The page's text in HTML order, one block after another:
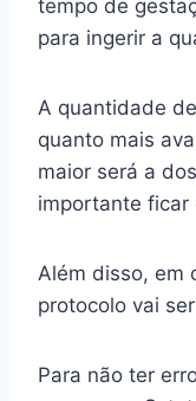
tempo de
para ingerir a
A quantidade
quanto mais
maior será a
importante ficar
Além disso, em
protocolo vai
Para não ter